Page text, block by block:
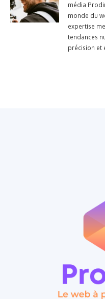
média
monde du
expertise
tendances
précision et